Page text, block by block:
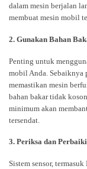
dalam mesin berjalan
membuat mesin mobil
2. Gunakan Bahan
Penting untuk
mobil Anda. Sebaiknya
memastikan mesin
bahan bakar tidak
minimum akan
tersendat.
3. Periksa dan
Sistem sensor,